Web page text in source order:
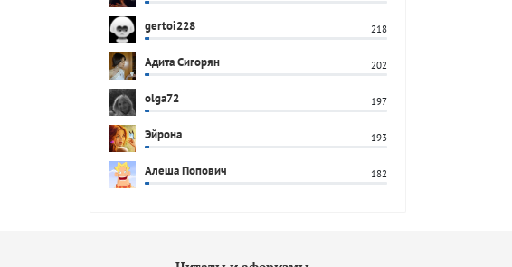
gertoi228 218
Адита Сигорян 202
olga72 197
Эйрона 193
Алеша Попович 182